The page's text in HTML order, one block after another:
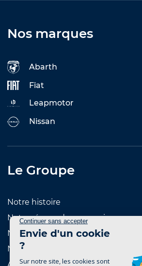
Nos marques
Abarth
Fiat
Leapmotor
Nissan
Le Groupe
Notre histoire
Notre réseau de concessions
Notre réseau de marques
Nous rejoindre